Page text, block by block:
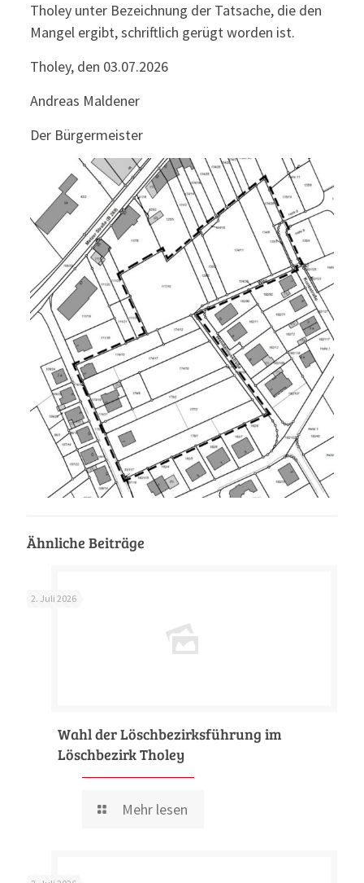
Tholey unter Bezeichnung der Tatsache, die den
Mangel ergibt, schriftlich gerügt worden ist.
Tholey, den 03.07.2026
Andreas Maldener
Der Bürgermeister
Ähnliche Beiträge
2. Juli 2026
Wahl der Löschbezirksführung im
Löschbezirk Tholey
Mehr lesen